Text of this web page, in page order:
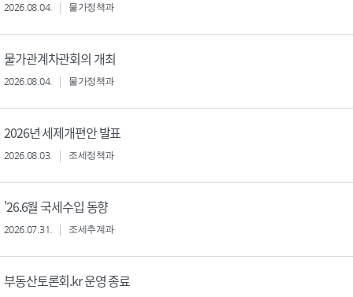
2026.08.04. 물가정책과
물가관계차관회의 개최
2026.08.04. 물가정책과
2026년 세제개편안 발표
2026.08.03. 조세정책과
'26.6월 국세수입 동향
2026.07.31. 조세추계과
부동산토론회.kr 운영 종료